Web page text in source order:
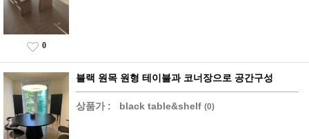
0
블랙 원목 원형 테이블과 코너장으로 공간구성
상품가 : black table&shelf (0)